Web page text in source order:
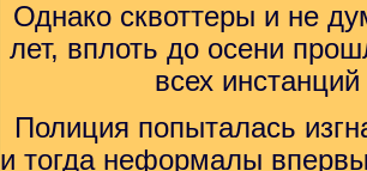
Однако сквоттеры и не
лет, вплоть до осени
всех
Полиция попыталась
и тогда неформалы